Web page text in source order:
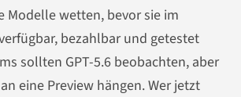
Modelle wetten, bevor sie im
bezahlbar und getestet
sollten GPT-5.6 beobachten, aber
eine Preview hängen. Wer jetzt